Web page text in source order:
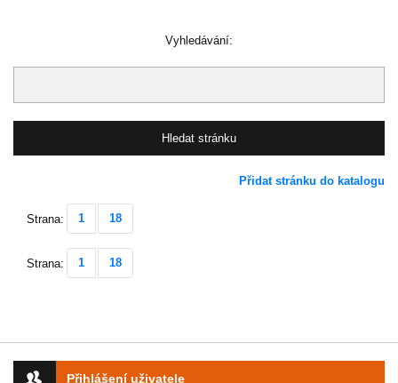
Přihlášení uživatele
Vyhledávání:
Přidat stránku do katalogu
Strana: 1 18
Strana: 1 18